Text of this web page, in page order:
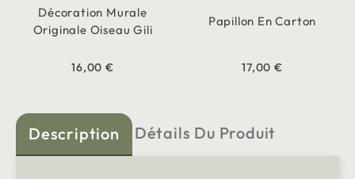
Décoration Murale
Originale Oiseau Gili
16,00 €
Papillon En Carton
17,00 €
Description Détails Du Produit